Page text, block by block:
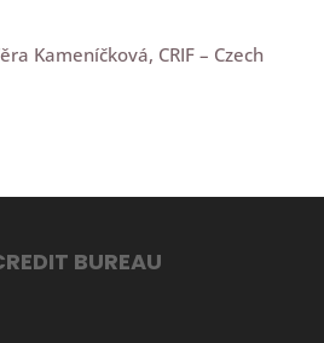
Kameníčková, CRIF – Czech
BUREAU